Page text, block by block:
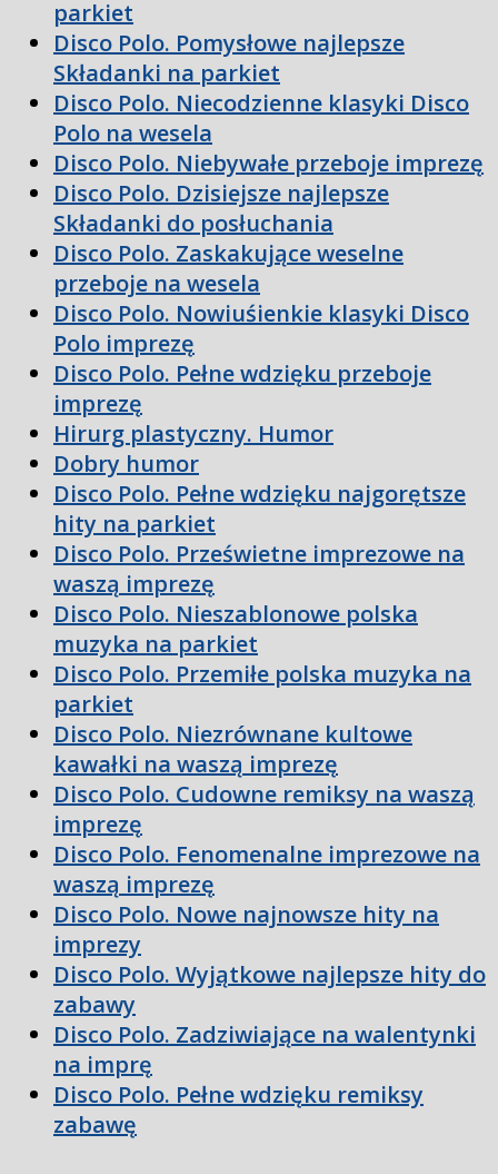
parkiet
Disco Polo. Pomysłowe najlepsze
Składanki na parkiet
Disco Polo. Niecodzienne klasyki Disco
Polo na wesela
Disco Polo. Niebywałe przeboje imprezę
Disco Polo. Dzisiejsze najlepsze
Składanki do posłuchania
Disco Polo. Zaskakujące weselne
przeboje na wesela
Disco Polo. Nowiuśienkie klasyki Disco
Polo imprezę
Disco Polo. Pełne wdzięku przeboje
imprezę
Hirurg plastyczny. Humor
Dobry humor
Disco Polo. Pełne wdzięku najgorętsze
hity na parkiet
Disco Polo. Prześwietne imprezowe na
waszą imprezę
Disco Polo. Nieszablonowe polska
muzyka na parkiet
Disco Polo. Przemiłe polska muzyka na
parkiet
Disco Polo. Niezrównane kultowe
kawałki na waszą imprezę
Disco Polo. Cudowne remiksy na waszą
imprezę
Disco Polo. Fenomenalne imprezowe na
waszą imprezę
Disco Polo. Nowe najnowsze hity na
imprezy
Disco Polo. Wyjątkowe najlepsze hity do
zabawy
Disco Polo. Zadziwiające na walentynki
na imprę
Disco Polo. Pełne wdzięku remiksy
zabawę